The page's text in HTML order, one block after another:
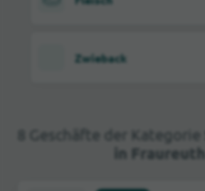
Zwieback
8 Geschäfte der Kategorie
in Fraureuth